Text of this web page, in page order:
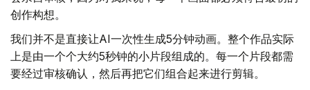
创作构想。
我们并不是直接让AI一次性生成5分钟动画。整个作品实际
上是由一个个大约5秒钟的小片段组成的。每一个片段都需
要经过审核确认，然后再把它们组合起来进行剪辑。